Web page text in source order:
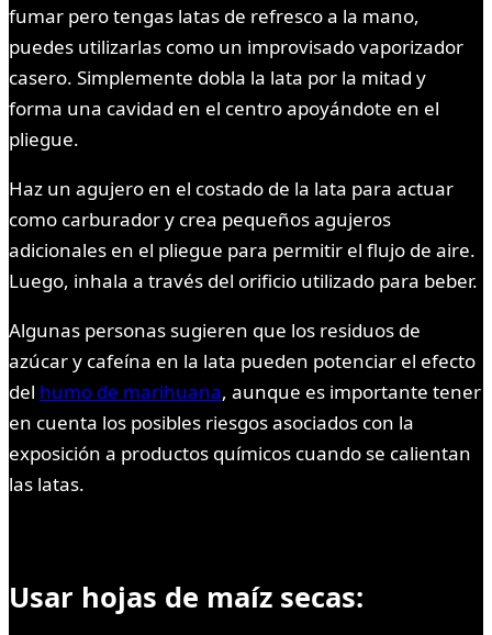
fumar pero tengas latas de refresco a la mano,
puedes utilizarlas como un improvisado vaporizador
casero. Simplemente dobla la lata por la mitad y
forma una cavidad en el centro apoyándote en el
pliegue.
Haz un agujero en el costado de la lata para actuar
como carburador y crea pequeños agujeros
adicionales en el pliegue para permitir el flujo de aire.
Luego, inhala a través del orificio utilizado para beber.
Algunas personas sugieren que los residuos de
azúcar y cafeína en la lata pueden potenciar el efecto
del humo de marihuana, aunque es importante tener
en cuenta los posibles riesgos asociados con la
exposición a productos químicos cuando se calientan
las latas.
Usar hojas de maíz secas: